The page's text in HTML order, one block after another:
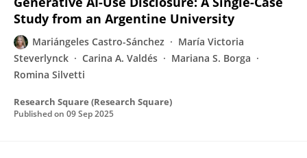
Study from an Argentine University
Mariángeles Castro-Sánchez
María Victoria
Steverlynck
Carina A. Valdés
Mariana S. Borga
Romina Silvetti
Research Square (Research Square)
Published on 09 Sep 2025